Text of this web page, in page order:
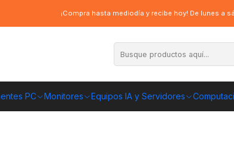
PC Monitores Equipos IA y Servidores
¡Compra hasta mediodía y recibe hoy! De lunes a
Mousepad Gamer Fantech MPR800 Firefly Space 78X30CM